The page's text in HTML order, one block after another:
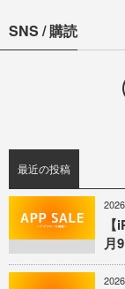
SNS / 購読
最近の投稿
月